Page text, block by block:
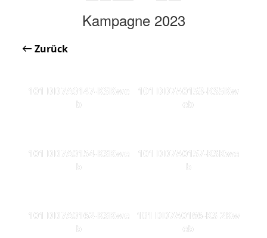
Kampagne 2023
Zurück
101 DD7A0147-KSKwe
b
101 DD7A0153-KS5Kw
eb
101 DD7A0154-KSKwe
b
101 DD7A0157-KSKwe
b
101 DD7A0162-KSKwe
b
101 DD7A0166-KS 2Kw
eb